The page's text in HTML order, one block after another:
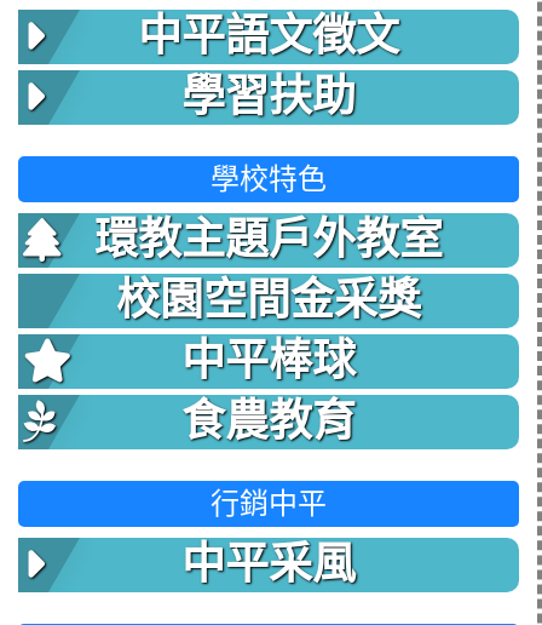
中平語文徵文
學習扶助
學校特色
環教主題戶外教室
校園空間金采獎
中平棒球
食農教育
行銷中平
中平采風